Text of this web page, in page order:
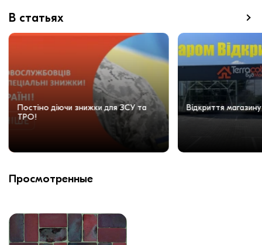
В статьях
Постіно діючи знижки для ЗСУ та
ТРО!
Відкриття магазину
Просмотренные